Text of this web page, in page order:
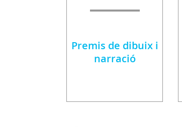
Premis de dibuix i
narració